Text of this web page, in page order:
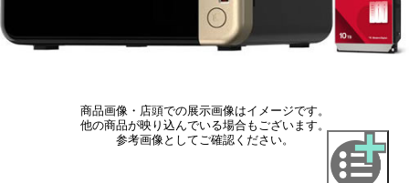
商品画像・店頭での展示画像はイメージです。
他の商品が映り込んでいる場合もございます。
参考画像としてご確認ください。